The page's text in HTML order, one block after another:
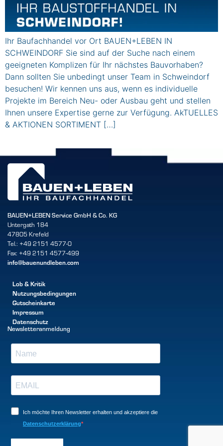
Ihr Baufachhandel vor Ort BAUEN+LEBEN IN
SCHWEINDORF Sie sind auf der Suche nach einem
geeigneten Komplizen für Ihr nächstes Bauvorhaben?
Dann sollten Sie unbedingt unser Team in Schweindorf
besuchen! Wir kennen uns aus, wenn es individuelle
Projekte im Bereich Neu- oder Ausbau geht und stellen
Ihnen unsere Expertise gerne zur Verfügung. AkTUELLES
& AKTIONEN SORTIMENT […]
BAUEN+LEBEN Service GmbH & Co. KG
Untergath 184
47805 Krefeld
Tel.: +49 2151 4577-0
Fax: +49 2151 4577-499
info@bauenundleben.com
Lob & Kritik
Nutzungsbedingungen
Gutscheinkarte
Impressum
Datenschutz
Newsletteranmeldung
Ich möchte Ihren Newsletter erhalten und akzeptiere die
Datenschutzerklärung